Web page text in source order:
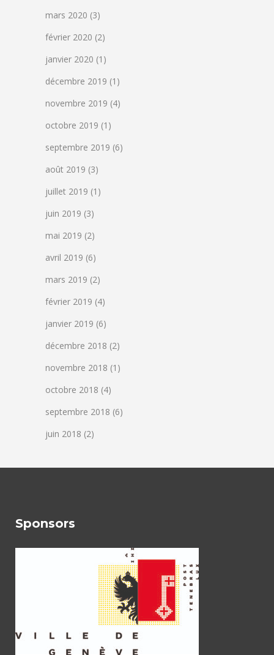
mars 2020 (3)
février 2020 (2)
janvier 2020 (1)
décembre 2019 (1)
novembre 2019 (4)
octobre 2019 (1)
septembre 2019 (6)
août 2019 (3)
juillet 2019 (1)
juin 2019 (3)
mai 2019 (2)
avril 2019 (6)
mars 2019 (2)
février 2019 (4)
janvier 2019 (6)
décembre 2018 (2)
novembre 2018 (1)
octobre 2018 (4)
septembre 2018 (6)
juin 2018 (2)
Sponsors